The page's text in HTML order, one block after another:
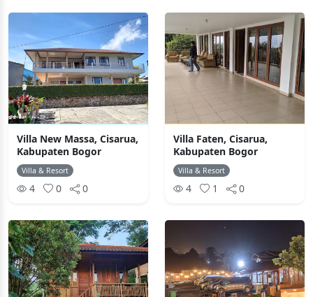
Villa New Massa, Cisarua,
Kabupaten Bogor
Villa & Resort
4 0 0
Villa Faten, Cisarua,
Kabupaten Bogor
Villa & Resort
4 1 0